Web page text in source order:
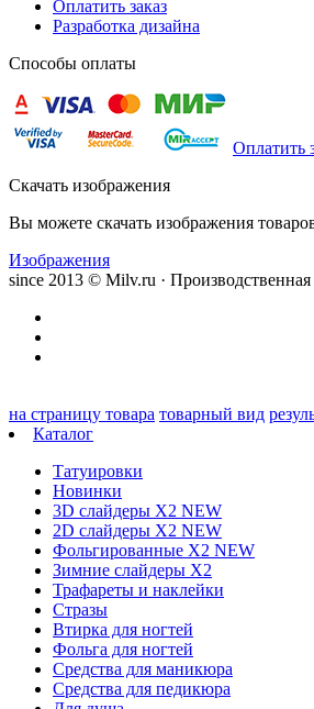
Оплатить заказ
Разработка дизайна
Способы оплаты
Оплатить
Скачать изображения
Вы можете скачать изображения
Изображения
since 2013 © Milv.ru ·
на страницу товара товарный вид
Каталог
Татуировки
Новинки
3D слайдеры X2 NEW
2D слайдеры X2 NEW
Фольгированные X2 NEW
Зимние слайдеры Х2
Трафареты и наклейки
Стразы
Втирка для ногтей
Фольга для ногтей
Средства для маникюра
Средства для педикюра